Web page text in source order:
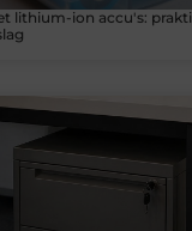
lithium-ion accu's: